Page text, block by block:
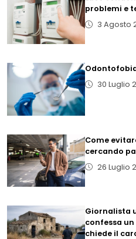
problemi e
3 Agosto
30 Luglio
Come
cercando
26 Luglio
Giornalista
confessa
chiede il